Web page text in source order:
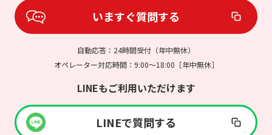
いますぐ質問する
自動応答：24時間受付（年中無休）
オペレーター対応時間：9:00～18:00［年中無休］
LINEもご利用いただけます
LINEで質問する